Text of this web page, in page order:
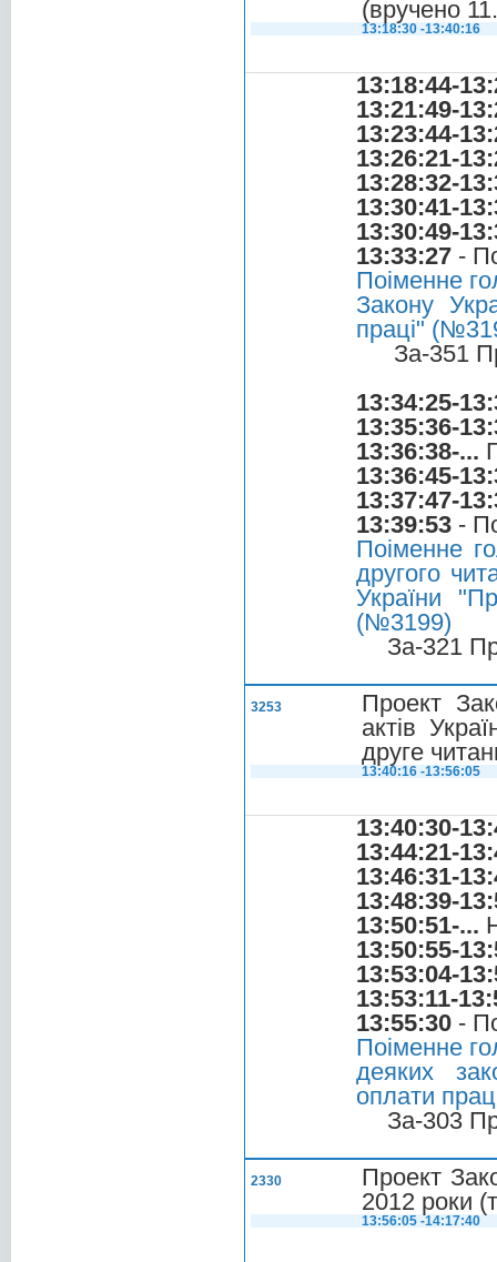
(вручено
13:18:30 -13:40:16
13:18:44-
13:21:49-
13:23:44-
13:26:21-
13:28:32-
13:30:41-
13:30:49-
13:33:27 -
Поіменне
Закону
праці"
За-351
13:34:25-
13:35:36-
13:36:38-...
13:36:45-
13:37:47-
13:39:53 -
Поіменне
другого
України
(№3199)
За-321
3253
Проект
актів
друге
13:40:16 -13:56:05
13:40:30-
13:44:21-
13:46:31-
13:48:39-
13:50:51-...
13:50:55-
13:53:04-
13:53:11-
13:55:30 -
Поіменне
деяких
оплати
За-303
2330
Проект
2012 роки
13:56:05 -14:17:40